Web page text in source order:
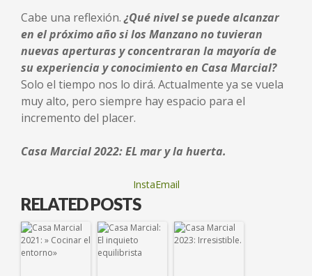
Cabe una reflexión.¿Qué nivel se puede alcanzar
en el próximo año si los Manzano no tuvieran
nuevas aperturas y concentraran la mayoría de
su experiencia y conocimiento en Casa Marcial?
Solo el tiempo nos lo dirá. Actualmente ya se vuela
muy alto, pero siempre hay espacio para el
incremento del placer.
Casa Marcial2022: EL mar y la huerta.
InstaEmail
RELATED POSTS